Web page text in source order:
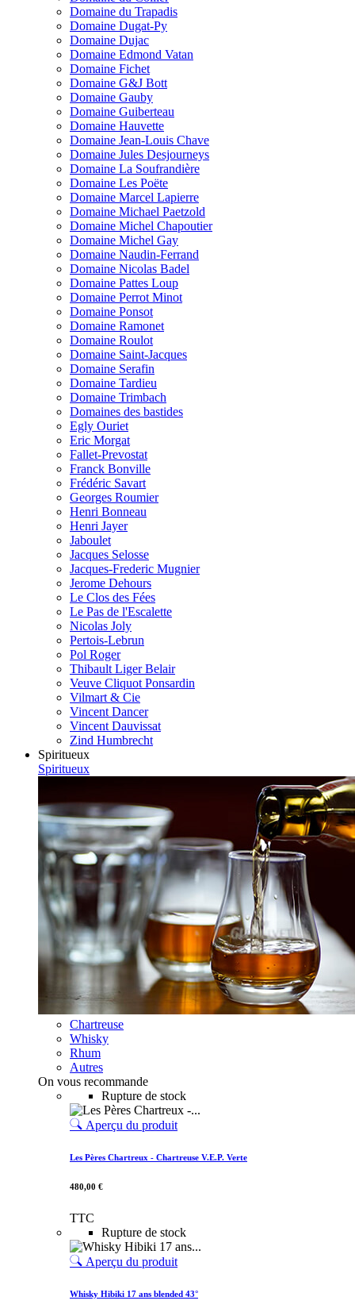
Domaine du Trapadis
Domaine Dugat-Py
Domaine Dujac
Domaine Edmond Vatan
Domaine Fichet
Domaine G&J Bott
Domaine Gauby
Domaine Guiberteau
Domaine Hauvette
Domaine Jean-Louis Chave
Domaine Jules Desjourneys
Domaine La Soufrandière
Domaine Les Poëte
Domaine Marcel Lapierre
Domaine Michael Paetzold
Domaine Michel Chapoutier
Domaine Michel Gay
Domaine Naudin-Ferrand
Domaine Nicolas Badel
Domaine Pattes Loup
Domaine Perrot Minot
Domaine Ponsot
Domaine Ramonet
Domaine Roulot
Domaine Saint-Jacques
Domaine Serafin
Domaine Tardieu
Domaine Trimbach
Domaines des bastides
Egly Ouriet
Eric Morgat
Fallet-Prevostat
Franck Bonville
Frédéric Savart
Georges Roumier
Henri Bonneau
Henri Jayer
Jaboulet
Jacques Selosse
Jacques-Frederic Mugnier
Jerome Dehours
Le Clos des Fées
Le Pas de l'Escalette
Nicolas Joly
Pertois-Lebrun
Pol Roger
Thibault Liger Belair
Veuve Cliquot Ponsardin
Vilmart & Cie
Vincent Dancer
Vincent Dauvissat
Zind Humbrecht
Spiritueux
Spiritueux
Chartreuse
Whisky
Rhum
Autres
On vous recommande
Rupture de stock
Aperçu du produit
Les Pères Chartreux - Chartreuse V.E.P. Verte
480,00 €
TTC
Rupture de stock
Aperçu du produit
Whisky Hibiki 17 ans blended 43°